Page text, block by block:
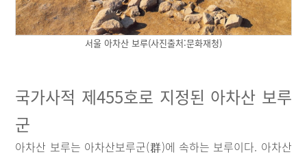
서울 아차산 보루(사진출처:문화재청)
국가사적 제455호로 지정된 아차산 보루
군
아차산 보루는 아차산보루군(群)에 속하는 보루이다. 아차산